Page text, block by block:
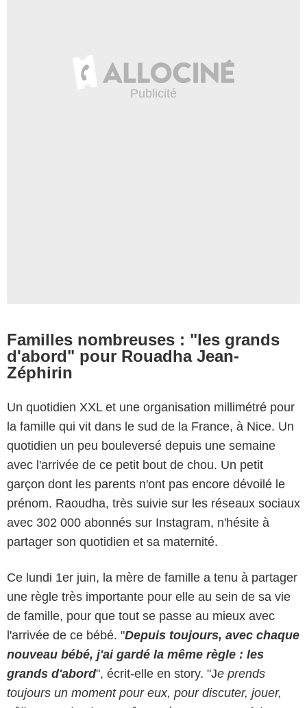
Familles nombreuses : "les grands
d'abord" pour Rouadha Jean-
Zéphirin
Un quotidien XXL et une organisation millimétré pour
la famille qui vit dans le sud de la France, à Nice. Un
quotidien un peu bouleversé depuis une semaine
avec l'arrivée de ce petit bout de chou. Un petit
garçon dont les parents n'ont pas encore dévoilé le
prénom. Raoudha, très suivie sur les réseaux sociaux
avec 302 000 abonnés sur Instagram, n'hésite à
partager son quotidien et sa maternité.
Ce lundi 1er juin, la mère de famille a tenu à partager
une règle très importante pour elle au sein de sa vie
de famille, pour que tout se passe au mieux avec
l'arrivée de ce bébé. "Depuis toujours, avec chaque
nouveau bébé, j'ai gardé la même règle : les
grands d'abord", écrit-elle en story. "Je prends
toujours un moment pour eux, pour discuter, jouer,